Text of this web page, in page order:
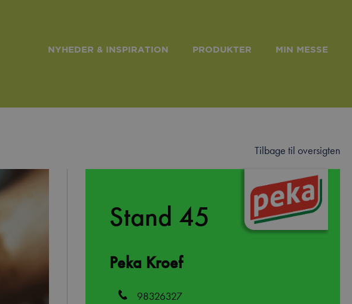
NYHEDER & INSPIRATION PRODUKTER MIN MESSE
Tilbage til oversigten
Stand 45
Peka Kroef
98326327